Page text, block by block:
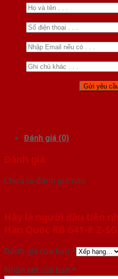
Đánh giá (0)
Đánh giá
Chưa có đánh giá nào.
Hãy là người đầu tiên
Hàn Quốc RB 641-R 2-
Đánh giá của bạn *
Nhận xét của bạn *